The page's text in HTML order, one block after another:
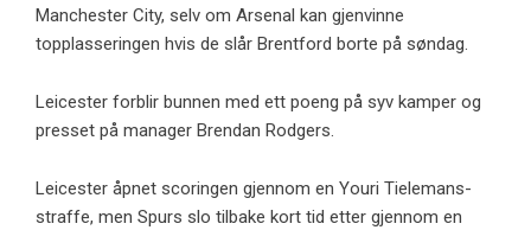
Manchester City, selv om Arsenal kan gjenvinne
topplasseringen hvis de slår Brentford borte på søndag.
Leicester forblir bunnen med ett poeng på syv kamper og
presset på manager Brendan Rodgers.
Leicester åpnet scoringen gjennom en Youri Tielemans-
straffe, men Spurs slo tilbake kort tid etter gjennom en